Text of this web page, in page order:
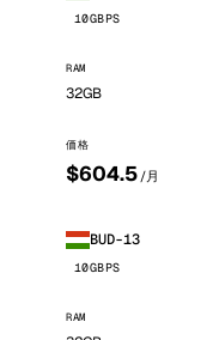
10GBPS
RAM
32GB
価格
$604.5 /月
BUD-13
10GBPS
RAM